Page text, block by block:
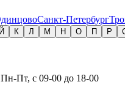
Санкт-Петербург
Й К Л М Н О П Р
Пт, с 09-00 до 18-00